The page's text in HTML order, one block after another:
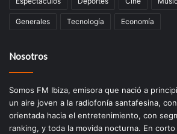
Generales Tecnología Economía
Nosotros
Somos FM Ibiza, emisora que nació a
un aire joven a la radiofonía santafesina,
orientada hacia el entretenimiento, con
ranking, y toda la movida nocturna. En